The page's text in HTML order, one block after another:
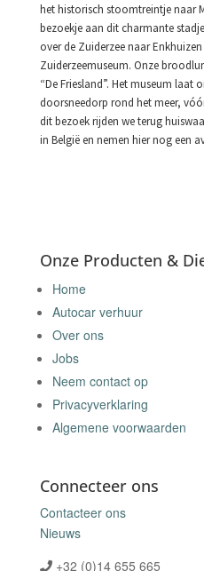
het historisch stoomtreintje naar
bezoekje aan dit charmante
over de Zuiderzee naar
Zuiderzeemuseum. Onze
“De Friesland”. Het museum laat
doorsneedorp rond het meer,
dit bezoek rijden we terug
in België en nemen hier nog een
Onze Producten &
Home
Autocar verhuur
Over ons
Jobs
Neem contact op
Privacyverklaring
Algemene voorwaarden
Connecteer ons
Contacteer ons
Nieuws
+32 (0)14 655 665